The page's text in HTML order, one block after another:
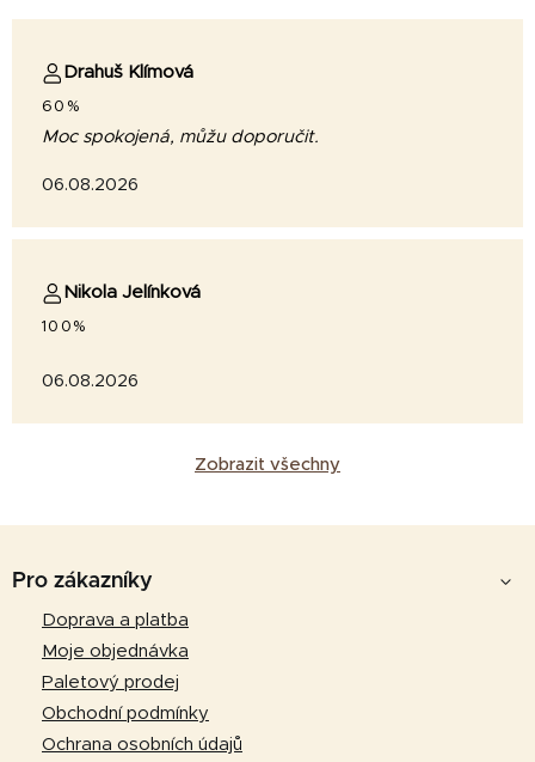
Drahuš Klímová
60%
Moc spokojená, můžu doporučit.
06.08.2026
Nikola Jelínková
100%
06.08.2026
Zobrazit všechny
Pro zákazníky
Doprava a platba
Moje objednávka
Paletový prodej
Obchodní podmínky
Ochrana osobních údajů